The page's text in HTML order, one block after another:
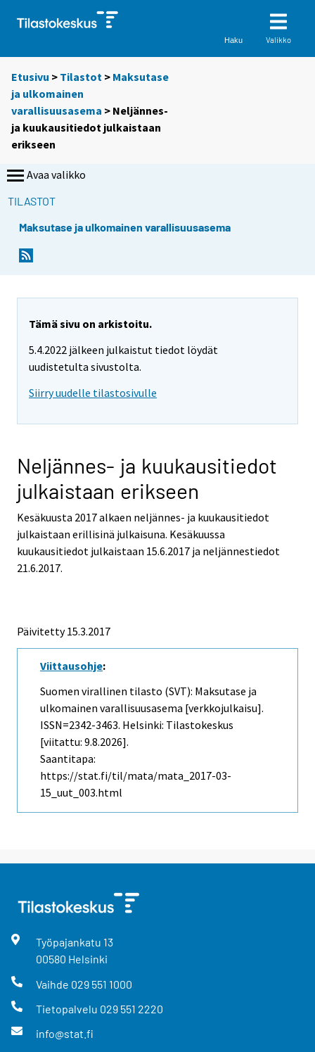
Haku Valikko
Etusivu > Tilastot > Maksutase
ja ulkomainen
varallisuusasema > Neljännes-
ja kuukausitiedot julkaistaan
erikseen
Avaa valikko
TILASTOT
Maksutase ja ulkomainen varallisuusasema
Tämä sivu on arkistoitu.
5.4.2022 jälkeen julkaistut tiedot löydät
uudistetulta sivustolta.
Siirry uudelle tilastosivulle
Neljännes- ja kuukausitiedot
julkaistaan erikseen
Kesäkuusta 2017 alkaen neljännes- ja kuukausitiedot
julkaistaan erillisinä julkaisuna. Kesäkuussa
kuukausitiedot julkaistaan 15.6.2017 ja neljännestiedot
21.6.2017.
Päivitetty 15.3.2017
Viittausohje:
Suomen virallinen tilasto (SVT): Maksutase ja
ulkomainen varallisuusasema [verkkojulkaisu].
ISSN=2342-3463. Helsinki: Tilastokeskus
[viitattu: 9.8.2026].
Saantitapa:
https://stat.fi/til/mata/mata_2017-03-
15_uut_003.html
Työpajankatu 13
00580 Helsinki
Vaihde 029 551 1000
Tietopalvelu 029 551 2220
info@stat.fi